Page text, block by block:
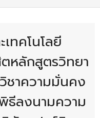
ทคโนโลยี
หลักสูตรวิทยา
ชาความมั่นคง
ธีลงนามความ